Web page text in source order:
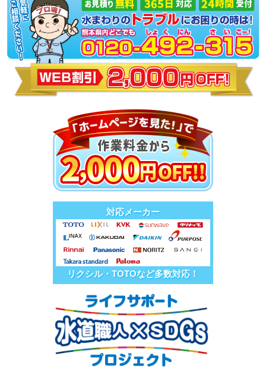
対応メーカー
リクシル・TOTOなど多数対応！